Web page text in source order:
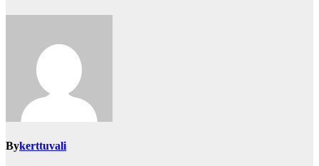
Bykerttuvali